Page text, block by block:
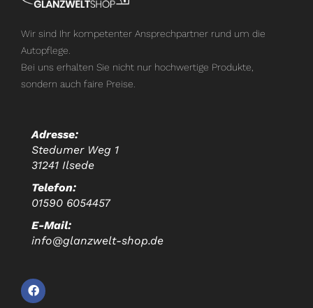
Wir sind Ihr kompetenter Ansprechpartner rund um die
Autopflege.
Bei uns erhalten Sie nicht nur hochwertige Produkte,
sondern auch faire Preise.
Adresse:
Stedumer Weg 1
31241 Ilsede
Telefon:
01590 6054457
E-Mail:
info@glanzwelt-shop.de